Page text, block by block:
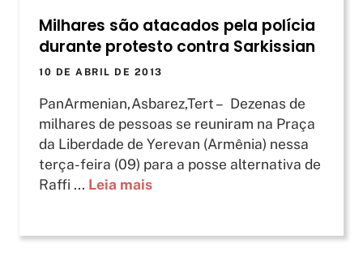
Milhares são atacados pela polícia
durante protesto contra Sarkissian
10 DE ABRIL DE 2013
PanArmenian,Asbarez,Tert – Dezenas de
milhares de pessoas se reuniram na Praça
da Liberdade de Yerevan (Armênia) nessa
terça-feira (09) para a posse alternativa de
Raffi ... Leia mais